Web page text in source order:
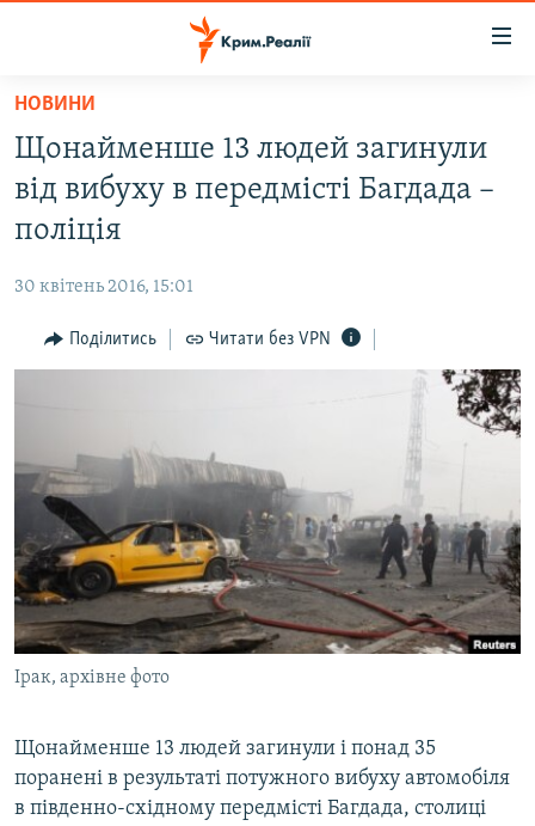
Перейти
основного
матеріалу
Перейти
до
основної
Перейти
до
ВОДА.КРИМ
ВІДЕО ТА ФОТО
БЛОГИ
ПОГЛЯД
СПЕЦПРОЕКТИ
ДЕПОРТАЦІЯ
ВІДЕОУРОКИ «ELIFBE»
СВІДЧЕННЯ ОКУПАЦІЇ
УКРАЇНСЬКА ПРОБЛЕМА КРИМУ
ІНФОГРАФІКА
ЯК ОБІЙТИ БЛОКУВАННЯ
Русский
Qırımtatar
ДОЛУЧАЙСЯ!
Усі сайти RFE/RL
НОВИНИ
Щонайменше 13 людей загинули
від вибуху в передмісті Багдада –
поліція
30 квітень 2016, 15:01
Поділитись Читати без VPN
Ірак, архівне фото
Щонайменше 13 людей загинули і понад 35
поранені в результаті потужного вибуху автомобіля
в південно-східному передмісті Багдада, столиці